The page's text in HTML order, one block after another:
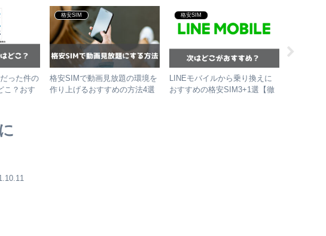
った件の
こ？おす
格安SIM
格安SIMで動画見放題の環境を
作り上げるおすすめの方法4選
格安SIM
LINEモバイルから乗り換えに
おすすめの格安SIM3+1選【徹